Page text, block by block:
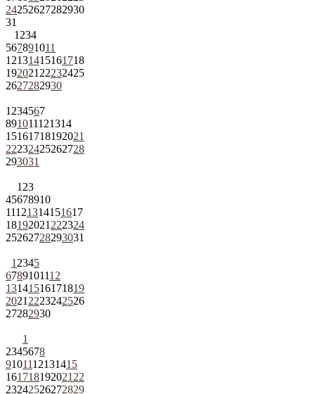
24252627282930
31
1 234
567891011
12131415161718
192021 22232425
2627282930
1 234567
891011121314
15161718192021
22232425262728
293031
1 23
45678910
11121314151617
18192021 222324
25262728293031
1 2345
6789101112
13141516171819
2021 2223242526
27282930
1
2345678
9101112131415
161718192021 22
23242526272829